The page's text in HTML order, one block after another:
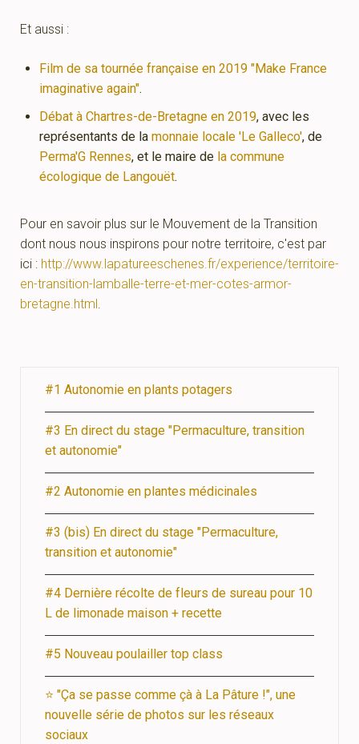
Et aussi :
Film de sa tournée française en 2019 "Make France
imaginative again".
Débat à Chartres-de-Bretagne en 2019, avec les
représentants de la monnaie locale 'Le Galleco', de
Perma'G Rennes, et le maire de la commune
écologique de Langouët.
Pour en savoir plus sur le Mouvement de la Transition
dont nous nous inspirons pour notre territoire, c'est par
ici : http://www.lapatureeschenes.fr/experience/territoire-
en-transition-lamballe-terre-et-mer-cotes-armor-
bretagne.html.
#1 Autonomie en plants potagers
#3 En direct du stage "Permaculture, transition
et autonomie"
#2 Autonomie en plantes médicinales
#3 (bis) En direct du stage "Permaculture,
transition et autonomie"
#4 Dernière récolte de fleurs de sureau pour 10
L de limonade maison + recette
#5 Nouveau poulailler top class
⭐ "Ça se passe comme çà à La Pâture !", une
nouvelle série de photos sur les réseaux
sociaux